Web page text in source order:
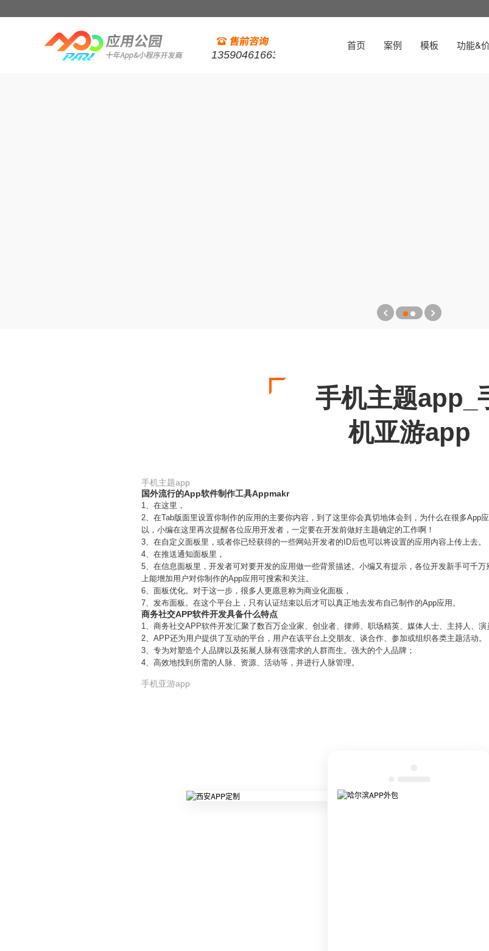
13590461663
首页 案例 模板 功能&
手机主题app_
机亚游app
手机主题app
国外流行的App软件制作工具Appmakr
1、在这里，
2、在Tab版面里设置你制作的应用的主要你内容，到了这里你会真切地体会到，为什么在很多App
以，小编在这里再次提醒各位应用开发者，一定要在开发前做好主题确定的工作啊！
3、在自定义面板里，或者你已经获得的一些网站开发者的ID后也可以将设置的应用内容上传上去。
4、在推送通知面板里，
5、在信息面板里，开发者可对要开发的应用做一些背景描述。小编又有提示，各位开发新手可千
上能增加用户对你制作的App应用可搜索和关注。
6、面板优化。对于这一步，很多人更愿意称为商业化面板，
7、发布面板。在这个平台上，只有认证结束以后才可以真正地去发布自己制作的App应用。
商务社交APP软件开发具备什么特点
1、商务社交APP软件开发汇聚了数百万企业家、创业者、律师、职场精英、媒体人士、主持人、演
2、APP还为用户提供了互动的平台，用户在该平台上交朋友、谈合作、参加或组织各类主题活动。
3、专为对塑造个人品牌以及拓展人脉有强需求的人群而生。强大的个人品牌；
4、高效地找到所需的人脉、资源、活动等，并进行人脉管理。
手机亚游app